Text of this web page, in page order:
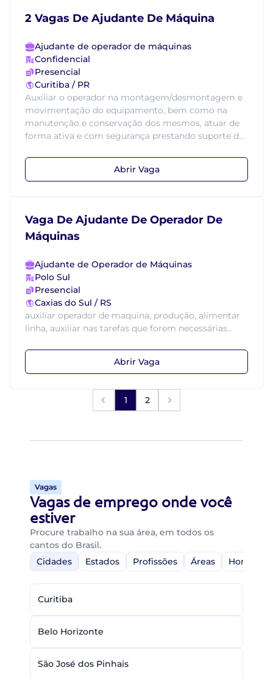
2 Vagas De Ajudante De Máquina
Ajudante de operador de máquinas
Confidencial
Presencial
Curitiba / PR
Auxiliar o operador na montagem/desmontagem e
movimentação do equipamento, bem como na
manutenção e conservação dos mesmos, atuar de
forma ativa e com segurança prestando suporte d...
Abrir Vaga
Vaga De Ajudante De Operador De
Máquinas
Ajudante de Operador de Máquinas
Polo Sul
Presencial
Caxias do Sul / RS
auxiliar operador de maquina, produção, alimentar
linha, auxiliar nas tarefas que forem necessárias...
Abrir Vaga
1 2
Vagas
Vagas de emprego onde você
estiver
Procure trabalho na sua área, em todos os
cantos do Brasil.
Cidades
Estados Profissões Áreas Home-
Curitiba
Belo Horizonte
São José dos Pinhais